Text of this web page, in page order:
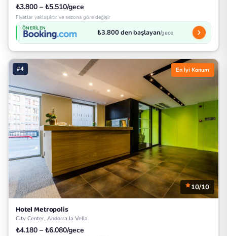
₺3.800 – ₺5.510/gece
Fiyatlar yaklaşıktır ve sezona göre değişir
ÖNERILEN ₺3.800 den başlayan/gece
#4 En İyi Konum
10/10
Hotel Metropolis
City Center, Andorra la Vella
₺4.180 – ₺6.080/gece